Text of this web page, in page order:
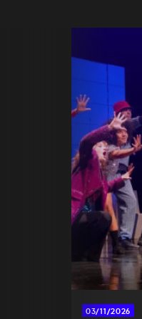
03/11/2026